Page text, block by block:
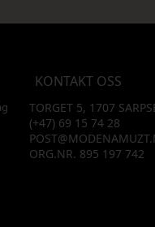
KONTAKT OSS
TORGET 5, 1707
(+47) 69 15 74 28
ORG.NR. 895 197 742